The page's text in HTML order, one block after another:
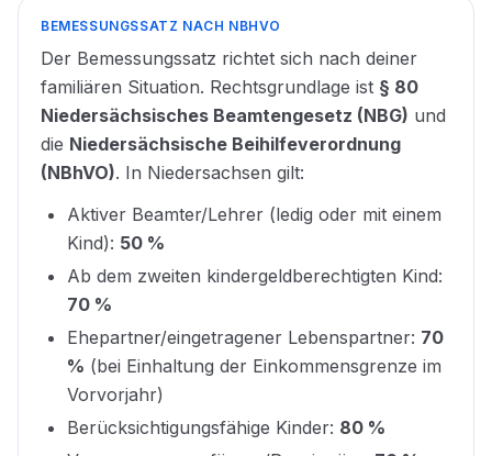
BEMESSUNGSSATZ NACH NBHVO
Der Bemessungssatz richtet sich nach deiner
familiären Situation. Rechtsgrundlage ist § 80
Niedersächsisches Beamtengesetz (NBG) und
die Niedersächsische Beihilfeverordnung
(NBhVO). In Niedersachsen gilt:
Aktiver Beamter/Lehrer (ledig oder mit einem
Kind): 50 %
Ab dem zweiten kindergeldberechtigten Kind:
70 %
Ehepartner/eingetragener Lebenspartner: 70
% (bei Einhaltung der Einkommensgrenze im
Vorvorjahr)
Berücksichtigungsfähige Kinder: 80 %